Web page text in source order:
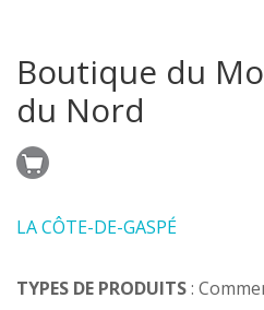
Boutique du
du Nord
LA CÔTE-DE-GASPÉ
TYPES DE PRODUITS: